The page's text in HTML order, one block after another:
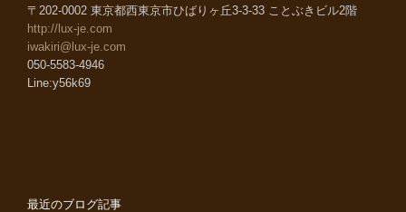
〒202-0002 東京都西東京市ひばりヶ丘3-3-33 ことぶきビル2階
http://lux-je.com
iwakiri@lux-je.com
050-5583-4946
Line:y56k69
最近のブログ記事